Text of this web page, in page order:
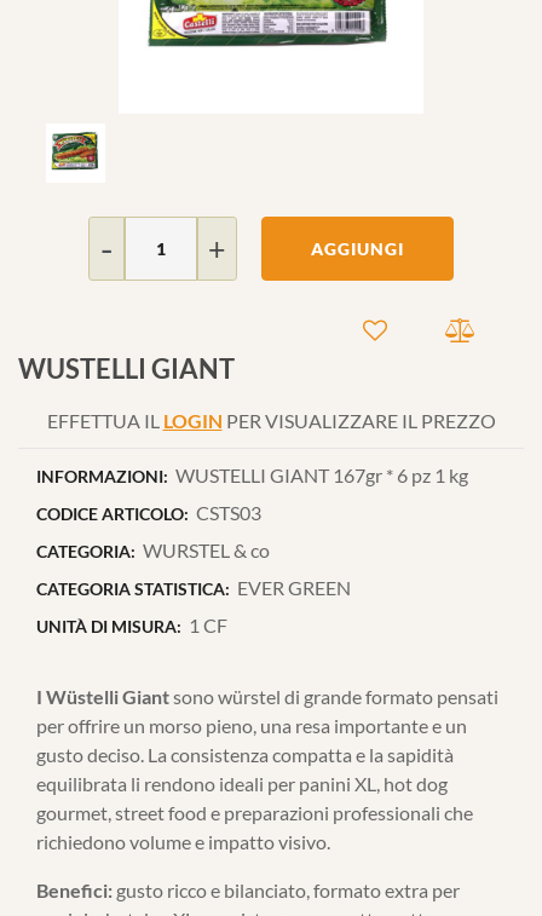
AGGIUNGI
WUSTELLI GIANT
EFFETTUA IL LOGIN PER VISUALIZZARE IL PREZZO
INFORMAZIONI: WUSTELLI GIANT 167gr * 6 pz 1 kg
CODICE ARTICOLO: CSTS03
CATEGORIA: WURSTEL & co
CATEGORIA STATISTICA: EVER GREEN
UNITÀ DI MISURA: 1 CF
I Wüstelli Giantsono würstel di grande formato pensati
per offrire un morso pieno, una resa importante e un
gusto deciso. La consistenza compatta e la sapidità
equilibrata li rendono ideali per panini XL, hot dog
gourmet, street food e preparazioni professionali che
richiedono volume e impatto visivo.
Benefici: gusto ricco e bilanciato, formato extra per